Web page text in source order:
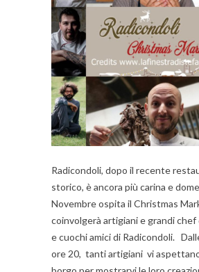
Radicondoli, dopo il recente
storico, è ancora più carina e
Novembre ospita il Christmas
coinvolgerà artigiani e grandi
e cuochi amici di Radicondoli.
ore 20, tanti artigiani vi